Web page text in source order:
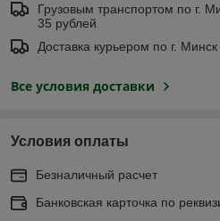
Грузовым транспортом по г.
35 рублей
Доставка курьером по г.
Все условия доставки
Условия оплаты
Безналичный расчет
Банковская карточка по